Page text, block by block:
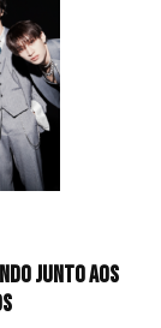
junto aos